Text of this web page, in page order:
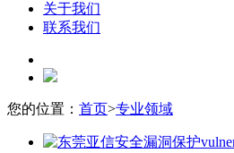
关于我们
联系我们
您的位置： 首页>专业领域